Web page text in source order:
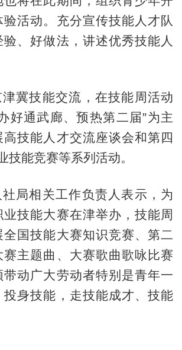
验活动。充分宣传技能人才队
、好做法，讲述优秀技能人
冀技能交流，在技能周活动
好通武廊、预热第二届”为主
高技能人才交流座谈会和第四
技能竞赛等系列活动。
局相关工作负责人表示，为
技能大赛在津举办，技能周
国技能大赛知识竞赛、第二
赛主题曲、大赛歌曲歌咏比赛
动广大劳动者特别是青年一
投身技能，走技能成才、技能